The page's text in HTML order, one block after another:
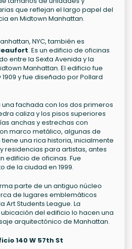
que reflejan el largo papel del
en Midtown Manhattan.
NYC, también es
. Es un edificio de oficinas
entre la Sexta Avenida y la
Manhattan. El edificio fue
y fue diseñado por Pollard
fachada con los dos primeros
caliza y los pisos superiores
anchas y estrechas con
marco metálico, algunas de
una rica historia, inicialmente
residencias para artistas, antes
edificio de oficinas. Fue
de la ciudad en 1999.
parte de un antiguo núcleo
de lugares emblemáticos
Art Students League. La
del edificio lo hacen una
arquitectónico de Manhattan.
140 W 57th St